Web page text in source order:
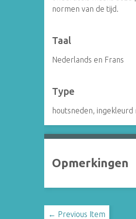
normen van de tijd.
Taal
Nederlands en Frans
Type
houtsneden,
Opmerkingen
← Previous Item